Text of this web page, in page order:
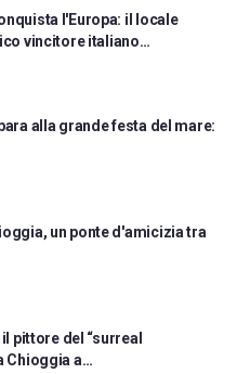
l'Europa: il locale
vincitore italiano…
alla grande festa del mare:
un ponte d'amicizia tra
pittore del “surreal
Chioggia a…